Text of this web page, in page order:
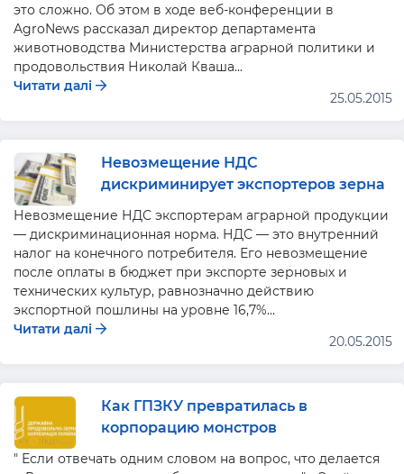
это сложно. Об этом в ходе веб-конференции в
AgroNews рассказал директор департамента
животноводства Министерства аграрной политики и
продовольствия Николай Кваша...
Читати далі
25.05.2015
Невозмещение НДС
дискриминирует экспортеров зерна
Невозмещение НДС экспортерам аграрной продукции
— дискриминационная норма. НДС — это внутренний
налог на конечного потребителя. Его невозмещение
после оплаты в бюджет при экспорте зерновых и
технических культур, равнозначно действию
экспортной пошлины на уровне 16,7%...
Читати далі
20.05.2015
Как ГПЗКУ превратилась в
корпорацию монстров
" Если отвечать одним словом на вопрос, что делается